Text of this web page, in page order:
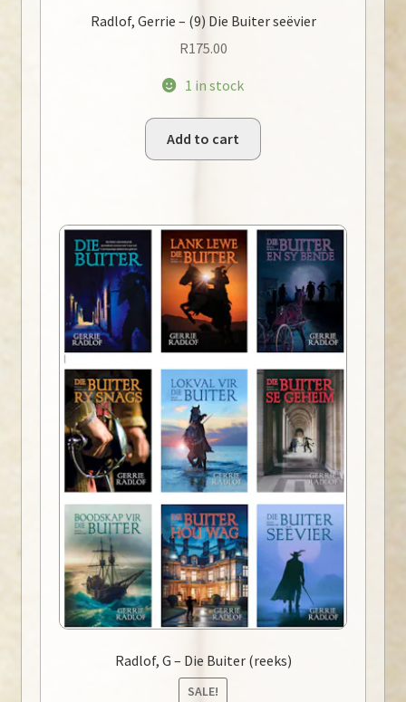
Radlof, Gerrie – (9) Die Buiter seëvier
R175.00
1 in stock
Add to cart
Radlof, G – Die Buiter (reeks)
SALE!